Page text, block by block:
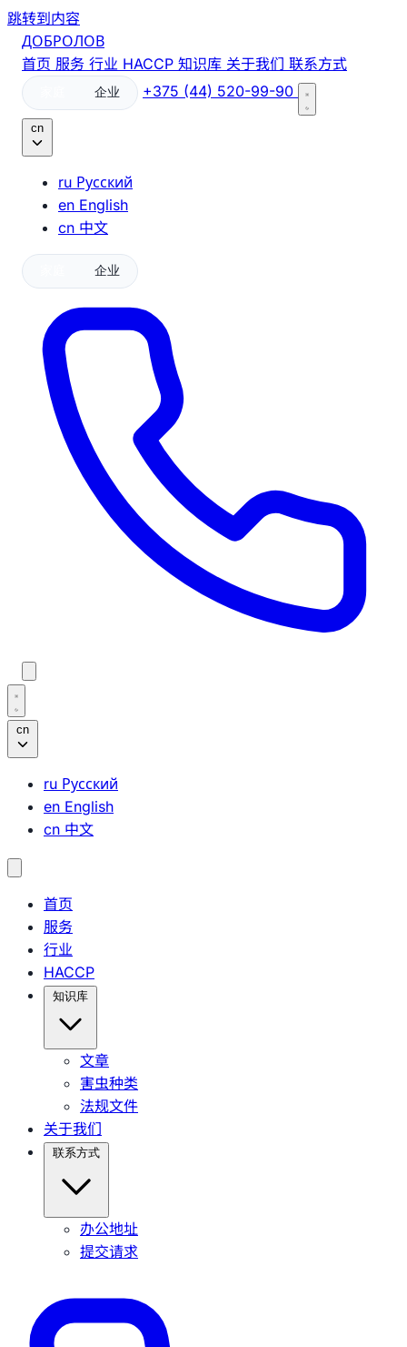
跳转到内容
ДОБРОЛОВ
首页 服务 行业 HACCP 知识库 关于我们 联系方式
企业 +375 (44) 520-99-90
cn
ru Русский
en English
cn 中文
企业
cn
ru Русский
en English
cn 中文
首页
服务
行业
HACCP
知识库
文章
害虫种类
法规文件
关于我们
联系方式
办公地址
提交请求